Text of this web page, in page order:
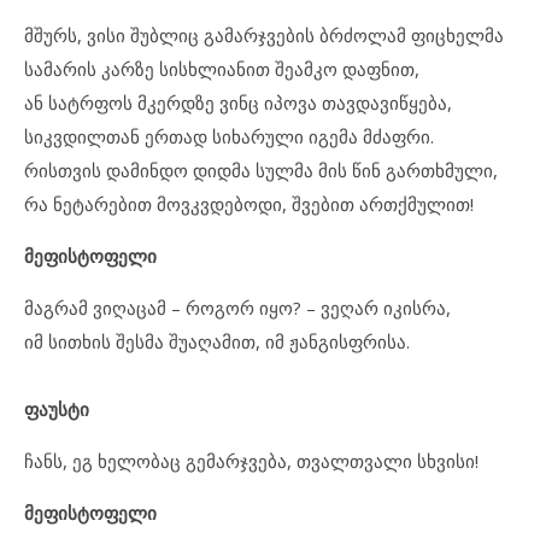
მშურს, ვისი შუბლიც გამარჯვების ბრძოლამ ფიცხელმა
სამარის კარზე სისხლიანით შეამკო დაფნით,
ან სატრფოს მკერდზე ვინც იპოვა თავდავიწყება,
სიკვდილთან ერთად სიხარული იგემა მძაფრი.
რისთვის დამინდო დიდმა სულმა მის წინ გართხმული,
რა ნეტარებით მოვკვდებოდი, შვებით ართქმულით!
მეფისტოფელი
მაგრამ ვიღაცამ – როგორ იყო? – ვეღარ იკისრა,
იმ სითხის შესმა შუაღამით, იმ ჟანგისფრისა.
ფაუსტი
ჩანს, ეგ ხელობაც გემარჯვება, თვალთვალი სხვისი!
მეფისტოფელი